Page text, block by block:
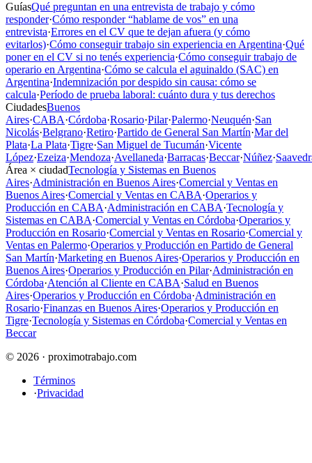
GuíasQué preguntan en una entrevista de trabajo y cómo
responder·Cómo responder “hablame de vos” en una
entrevista·Errores en el CV que te dejan afuera (y cómo
evitarlos)·Cómo conseguir trabajo sin experiencia en Argentina·Qué
poner en el CV si no tenés experiencia·Cómo conseguir trabajo de
operario en Argentina·Cómo se calcula el aguinaldo (SAC) en
Argentina·Indemnización por despido sin causa: cómo se
calcula·Período de prueba laboral: cuánto dura y tus derechos
CiudadesBuenos
Aires·CABA·Córdoba·Rosario·Pilar·Palermo·Neuquén·San
Nicolás·Belgrano·Retiro·Partido de General San Martín·Mar del
Plata·La Plata·Tigre·San Miguel de Tucumán·Vicente
López·Ezeiza·Mendoza·Avellaneda·Barracas·Beccar·Núñez·
Área × ciudadTecnología y Sistemas en Buenos
Aires·Administración en Buenos Aires·Comercial y Ventas en
Buenos Aires·Comercial y Ventas en CABA·Operarios y
Producción en CABA·Administración en CABA·Tecnología y
Sistemas en CABA·Comercial y Ventas en Córdoba·Operarios y
Producción en Rosario·Comercial y Ventas en Rosario·Comercial y
Ventas en Palermo·Operarios y Producción en Partido de General
San Martín·Marketing en Buenos Aires·Operarios y Producción en
Buenos Aires·Operarios y Producción en Pilar·Administración en
Córdoba·Atención al Cliente en CABA·Salud en Buenos
Aires·Operarios y Producción en Córdoba·Administración en
Rosario·Finanzas en Buenos Aires·Operarios y Producción en
Tigre·Tecnología y Sistemas en Córdoba·Comercial y Ventas en
Beccar
© 2026 · proximotrabajo.com
Términos
·Privacidad